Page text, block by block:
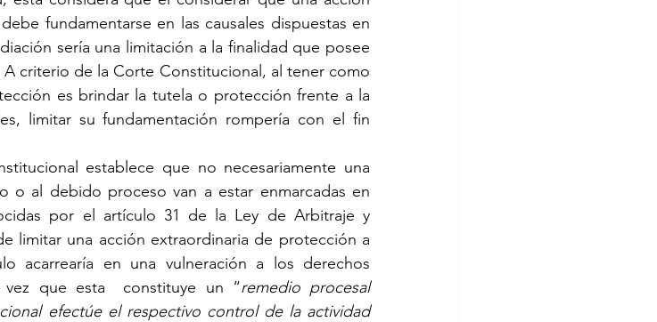
fundamentarse en las causales dispuestas en
sería una limitación a la finalidad que posee
criterio de la Corte Constitucional, al tener como
es brindar la tutela o protección frente a la
limitar su fundamentación rompería con el fin
establece que no necesariamente una
o al debido proceso van a estar enmarcadas en
por el artículo 31 de la Ley de Arbitraje y
limitar una acción extraordinaria de protección a
acarrearía en una vulneración a los derechos
que esta  constituye un “remedio procesal
efectúe el respectivo control de la actividad